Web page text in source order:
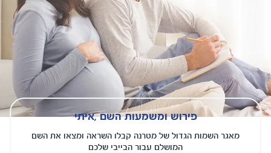
פירוש ומשמעות השם ,איתי
מאגר השמות הגדול של מטרנה קבלו השראה ומצאו את השם
המושלם עבור הבייבי שלכם